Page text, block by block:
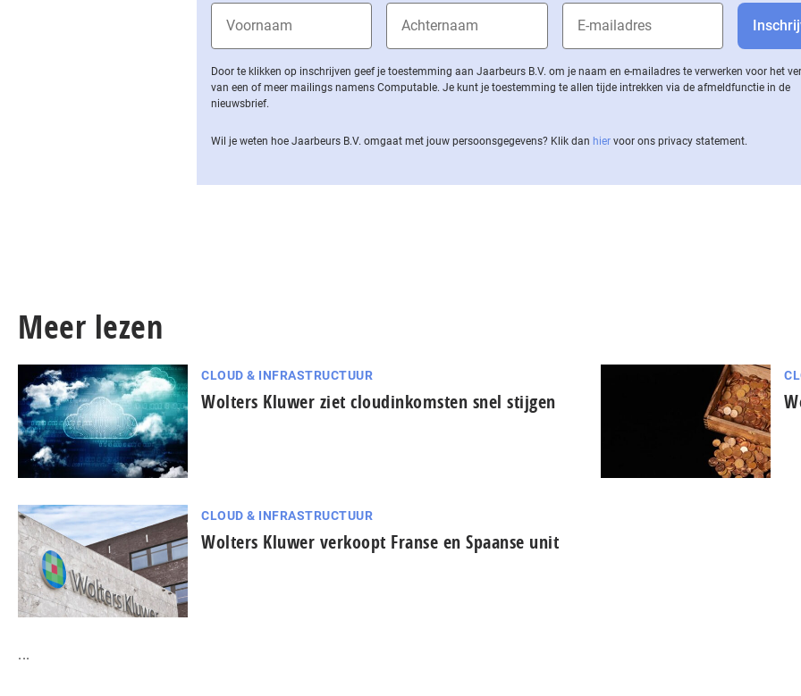
Door te klikken op inschrijven geef je toestemming aan Jaarbeurs B.V. om je naam en e-mailadres te verwerken voor het
van een of meer mailings namens Computable. Je kunt je toestemming te allen tijde intrekken via de af­meld­func­tie in de
nieuwsbrief.
Wil je weten hoe Jaarbeurs B.V. omgaat met jouw per­soons­ge­ge­vens? Klik dan hier voor ons privacy statement.
Meer lezen
CLOUD & INFRASTRUCTUUR
Wolters Kluwer ziet cloudinkomsten snel stijgen
CLOUD & INFRASTRUCTUUR
Wolters Kluwer verkoopt Franse en Spaanse unit
...